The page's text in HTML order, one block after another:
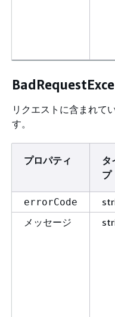
リクエストに含まれて
す。
プロパティ
タ
プ
errorCode
メッセージ